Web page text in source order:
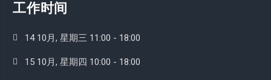
工作时间
14 10月, 星期三 11:00 - 18:00
15 10月, 星期四 10:00 - 18:00